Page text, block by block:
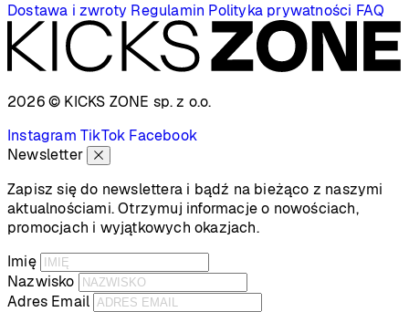
Dostawa i zwroty Regulamin Polityka prywatności FAQ
2026 © KICKS ZONE sp. z o.o.
Instagram TikTok Facebook
Newsletter
Zapisz się do newslettera i bądź na bieżąco z naszymi
aktualnościami. Otrzymuj informacje o nowościach,
promocjach i wyjątkowych okazjach.
Imię
Nazwisko
Adres Email